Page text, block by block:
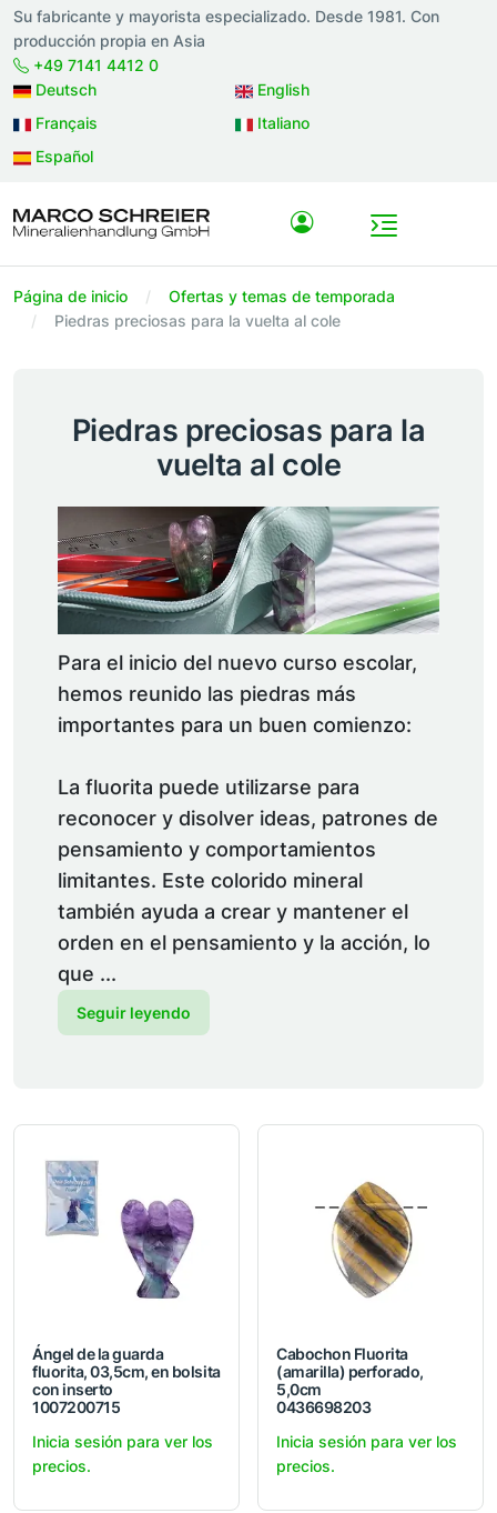
Su fabricante y mayorista especializado. Desde 1981. Con
producción propia en Asia
+49 7141 4412 0
Deutsch
English
Français
Italiano
Español
Página de inicio
Ofertas y temas de temporada
Piedras preciosas para la vuelta al cole
Piedras preciosas para la
vuelta al cole
Para el inicio del nuevo curso escolar,
hemos reunido las piedras más
importantes para un buen comienzo:
La fluorita puede utilizarse para
reconocer y disolver ideas, patrones de
pensamiento y comportamientos
limitantes. Este colorido mineral
también ayuda a crear y mantener el
orden en el pensamiento y la acción, lo
que ...
Seguir leyendo
Ángel de la guarda
fluorita, 03,5cm, en bolsita
con inserto
1007200715
Inicia sesión para ver los
precios.
Cabochon Fluorita
(amarilla) perforado,
5,0cm
0436698203
Inicia sesión para ver los
precios.